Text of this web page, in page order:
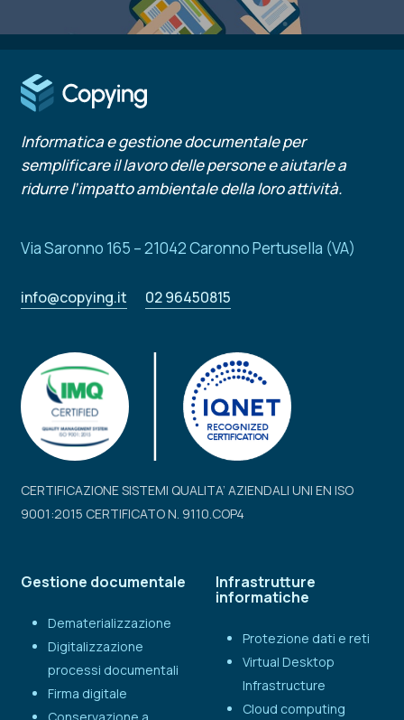
Informatica e gestione documentale per
semplificare il lavoro delle persone e aiutarle a
ridurre l’impatto ambientale della loro attività.
Via Saronno 165 – 21042 Caronno Pertusella (VA)
info@copying.it 02 96450815
CERTIFICAZIONE SISTEMI QUALITA’ AZIENDALI UNI EN ISO
9001:2015 CERTIFICATO N. 9110.COP4
Gestione documentale
Dematerializzazione
Digitalizzazione
processi documentali
Firma digitale
Infrastrutture
informatiche
Protezione dati e reti
Virtual Desktop
Infrastructure
Cloud computing